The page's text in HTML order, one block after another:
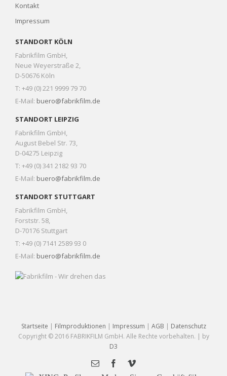
Kontakt
Impressum
STANDORT KÖLN
Fabrikfilm GmbH,
Neue Weyerstraße 2,
D-50676 Köln
T: +49 (0) 221 9999 79 70
E-Mail: buero@fabrikfilm.de
STANDORT LEIPZIG
Fabrikfilm GmbH,
August Bebel Str. 73,
D-04275 Leipzig
T: +49 (0) 341 2182 93 70
E-Mail: buero@fabrikfilm.de
STANDORT STUTTGART
Fabrikfilm GmbH,
Forststr. 58,
D-70176 Stuttgart
T: +49 (0) 7141 2589 93 0
E-Mail: buero@fabrikfilm.de
Startseite | Filmproduktionen | Impressum | AGB | Datenschutz
Copyright © 2016 FABRIKFILM GmbH. Alle Rechte vorbehalten. | by
D3